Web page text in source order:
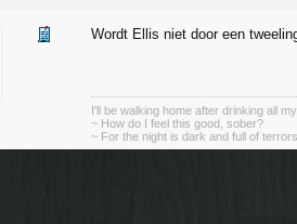
Wordt Ellis niet door een
I'll be walking home after drinking all
~ How do I feel this good, sober?
~ For the night is dark and full of terrors